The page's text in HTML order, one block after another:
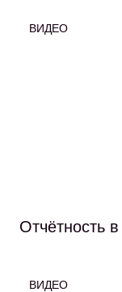
ВИДЕО
Отчётность
ВИДЕО